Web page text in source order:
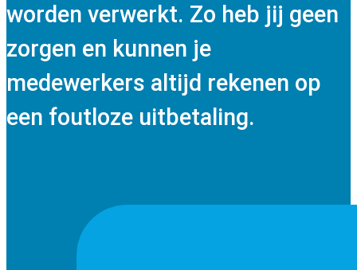
worden verwerkt. Zo heb jij geen
zorgen en kunnen je
medewerkers altijd rekenen op
een foutloze uitbetaling.